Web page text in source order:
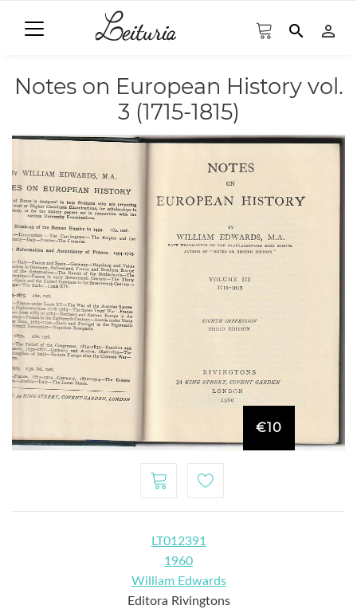
search person_outline
Notes on European History vol.
3 (1715-1815)
€10
LT012391
1960
William Edwards
Editora Rivingtons